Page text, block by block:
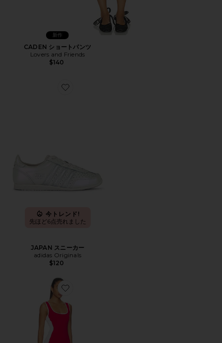
新作
CADEN ショートパンツ
Lovers and Friends
$140
Favorite JAPAN スニーカー
今トレンド!
先ほど6点売れました
JAPAN スニーカー
adidas Originals
$120
Favorite ANIKA KNIT MINI ドレス